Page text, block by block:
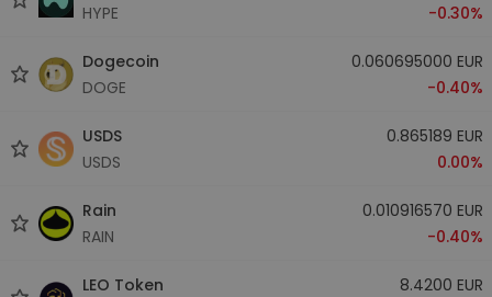
HYPE
-0.30%
Dogecoin
DOGE
0.060695000 EUR
-0.40%
USDS
USDS
0.865189 EUR
0.00%
Rain
RAIN
0.010916570 EUR
-0.40%
LEO Token
8.4200 EUR